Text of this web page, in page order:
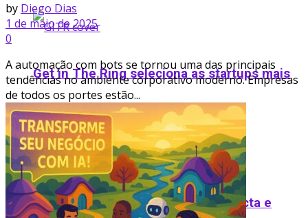
Get in The Ring seleciona as startups mais
inovadoras do Brasil
Instituto Atlântico lança Praia Impacta e
by Diego Dias
1 de maio de 2025
0
A automação com bots se tornou uma das principais
tendências no ambiente corporativo moderno. Empresas
de todos os portes estão...